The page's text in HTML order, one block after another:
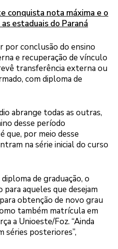
conquista nota máxima e o
estaduais do Paraná
por conclusão do ensino
e recuperação de vínculo
transferência externa ou
com diploma de
abrange todas as outras,
desse período
que, por meio desse
na série inicial do curso
de graduação, o
aqueles que desejam
obtenção de novo grau
também matrícula em
a Unioeste/Foz. “Ainda
séries posteriores”,